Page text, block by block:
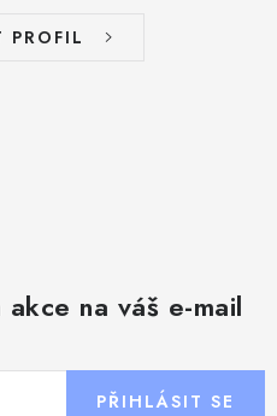
PROFIL
na váš e-mail
PŘIHLÁSIT SE